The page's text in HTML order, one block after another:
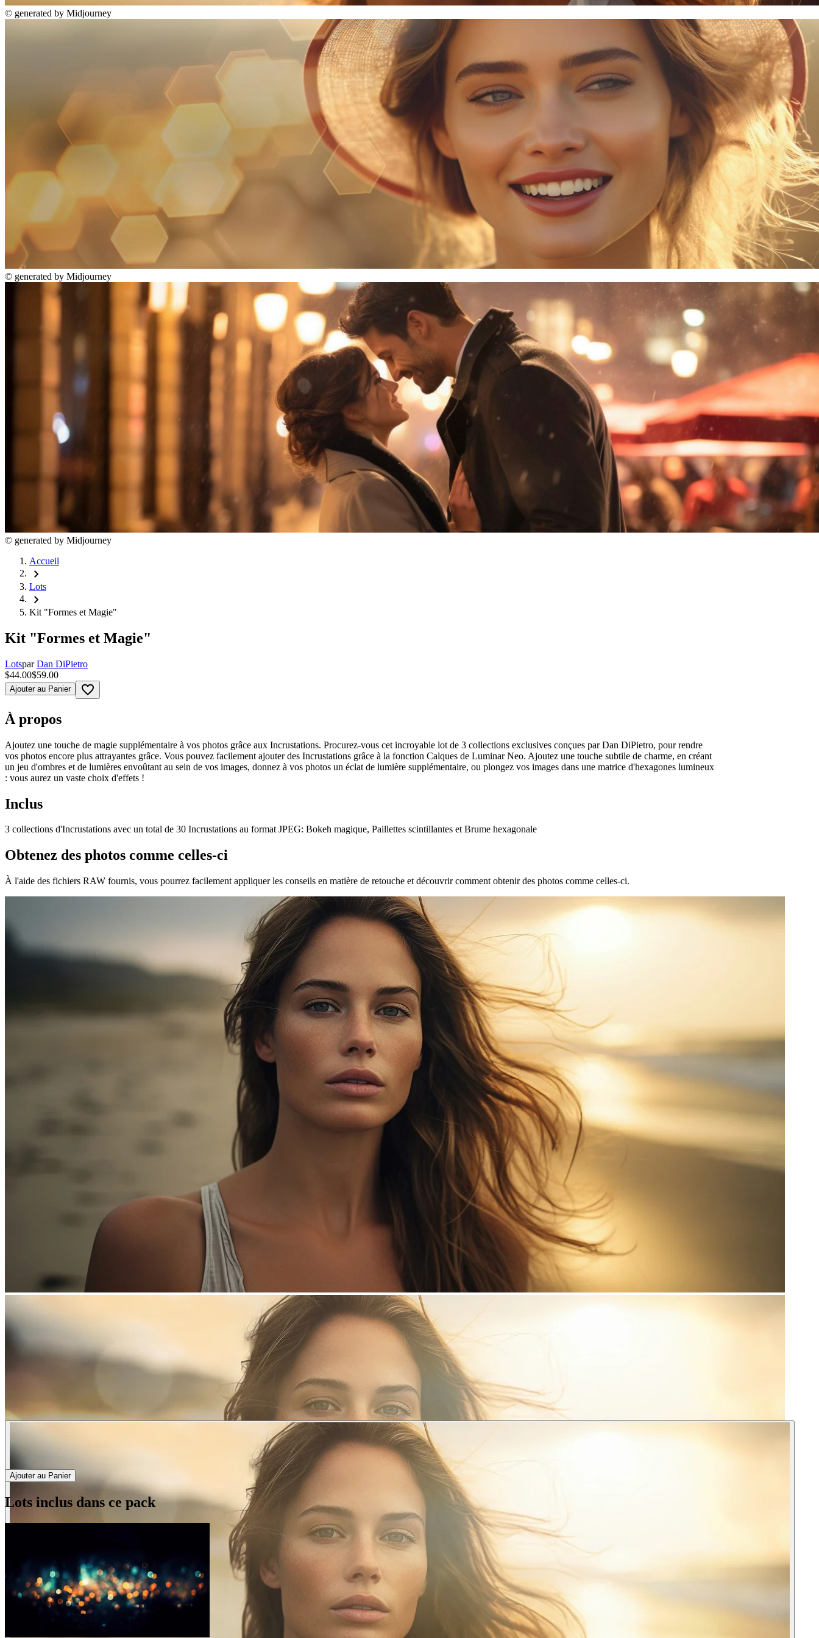
© generated by Midjourney
© generated by Midjourney
© generated by Midjourney
Accueil
chevron_right
Lots
chevron_right
Kit "Formes et Magie"
Kit "Formes et Magie"
Lotspar Dan DiPietro
$44.00$59.00
Ajouter au Panier favorite_border
À propos
Ajoutez une touche de magie supplémentaire à vos photos grâce aux Incrustations. Procurez-vous cet incroyable lot de 3 collections exclusives conçues par Dan DiPietro, pour rendre
vos photos encore plus attrayantes grâce. Vous pouvez facilement ajouter des Incrustations grâce à la fonction Calques de Luminar Neo. Ajoutez une touche subtile de charme, en créant
un jeu d'ombres et de lumières envoûtant au sein de vos images, donnez à vos photos un éclat de lumière supplémentaire, ou plongez vos images dans une matrice d'hexagones lumineux
: vous aurez un vaste choix d'effets !
Inclus
3 collections d'Incrustations avec un total de 30 Incrustations au format JPEG: Bokeh magique, Paillettes scintillantes et Brume hexagonale
Obtenez des photos comme celles-ci
À l'aide des fichiers RAW fournis, vous pourrez facilement appliquer les conseils en matière de retouche et découvrir comment obtenir des photos comme celles-ci.
Ajouter au Panier
Lots inclus dans ce pack